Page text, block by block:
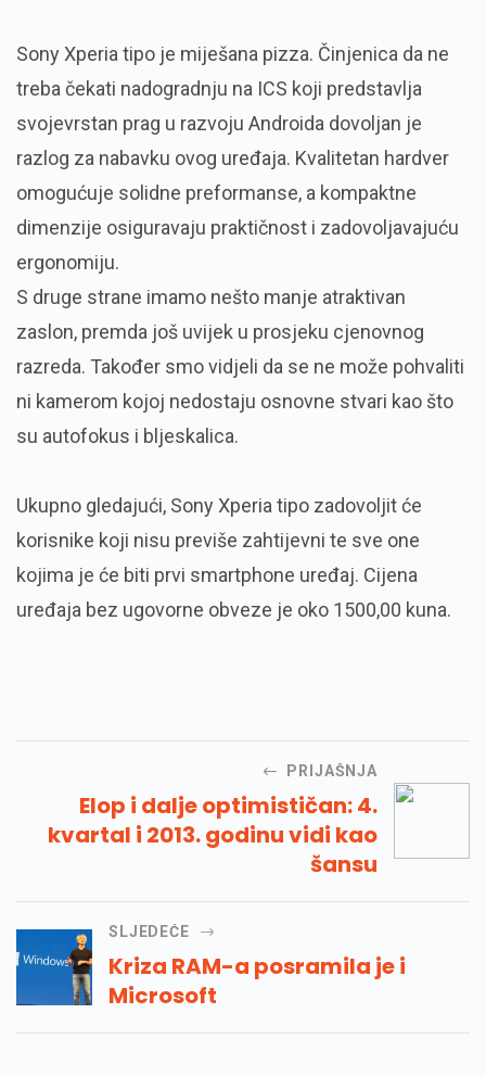
Sony Xperia tipo je miješana pizza. Činjenica da ne
treba čekati nadogradnju na ICS koji predstavlja
svojevrstan prag u razvoju Androida dovoljan je
razlog za nabavku ovog uređaja. Kvalitetan hardver
omogućuje solidne preformanse, a kompaktne
dimenzije osiguravaju praktičnost i zadovoljavajuću
ergonomiju.
S druge strane imamo nešto manje atraktivan
zaslon, premda još uvijek u prosjeku cjenovnog
razreda. Također smo vidjeli da se ne može pohvaliti
ni kamerom kojoj nedostaju osnovne stvari kao što
su autofokus i bljeskalica.
Ukupno gledajući, Sony Xperia tipo zadovoljit će
korisnike koji nisu previše zahtijevni te sve one
kojima je će biti prvi smartphone uređaj. Cijena
uređaja bez ugovorne obveze je oko 1500,00 kuna.
PRIJAŠNJA
Elop i dalje optimističan: 4.
kvartal i 2013. godinu vidi kao
šansu
SLJEDEĆE
Kriza RAM-a posramila je i
Microsoft